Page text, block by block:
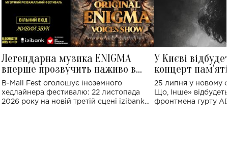
Легендарна музика ENIGMA
вперше прозвучить наживо в
Україні: де відбудеться концерт
B-Mall Fest оголошує іноземного
хедлайнера фестивалю: 22 листопада
2026 року на новій третій сцені izibank
У Києві
концерт
Клименка:
виконають
25 липня у новому
Що, Інше»
фронтмена гурту